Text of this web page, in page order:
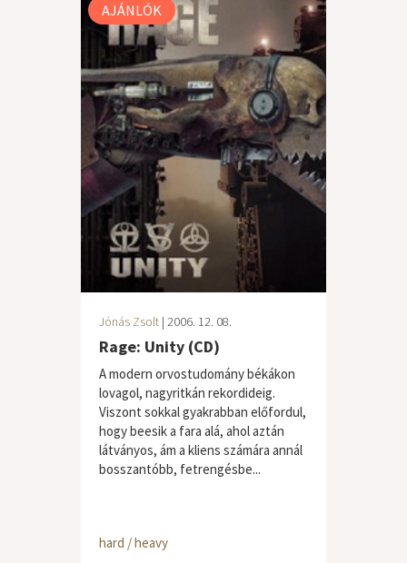
AJÁNLÓK
Jónás Zsolt | 2006. 12. 08.
Rage: Unity (CD)
A modern orvostudomány békákon
lovagol, nagyritkán rekordideig.
Viszont sokkal gyakrabban előfordul,
hogy beesik a fara alá, ahol aztán
látványos, ám a kliens számára annál
bosszantóbb, fetrengésbe...
hard / heavy